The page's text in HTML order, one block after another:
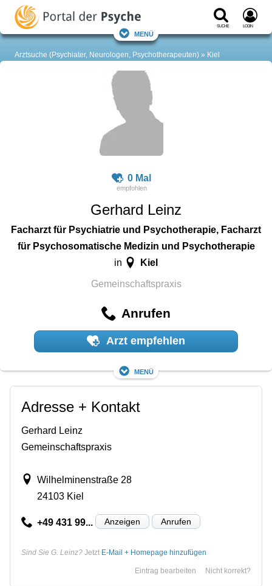
Suche Login
Menü
Arztsuche (Psychiater, Neurologen, Psychotherapeuten) Kiel
0 Mal
Gerhard Leinz
Facharzt für Psychiatrie und Psychotherapie, Facharzt
für Psychosomatische Medizin und Psychotherapie
in Kiel
Gemeinschaftspraxis
Anrufen
Arzt empfehlen
Menü
Adresse + Kontakt
Gerhard Leinz
Gemeinschaftspraxis
Wilhelminenstraße 28
24103 Kiel
+49 431 99... Anzeigen Anrufen
Sind Sie G. Leinz? Jetzt E-Mail + Homepage hinzufügen
Nicht korrekt?
Eintrag bearbeiten